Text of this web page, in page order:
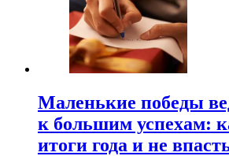
Маленькие победы
к большим успехам:
итоги года и не